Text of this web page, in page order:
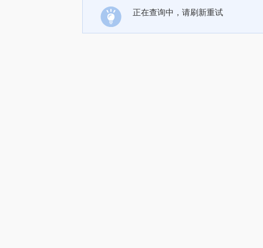
正在查询中，请刷新重试